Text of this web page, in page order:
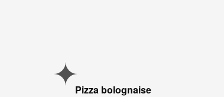
Pizza bolognaise